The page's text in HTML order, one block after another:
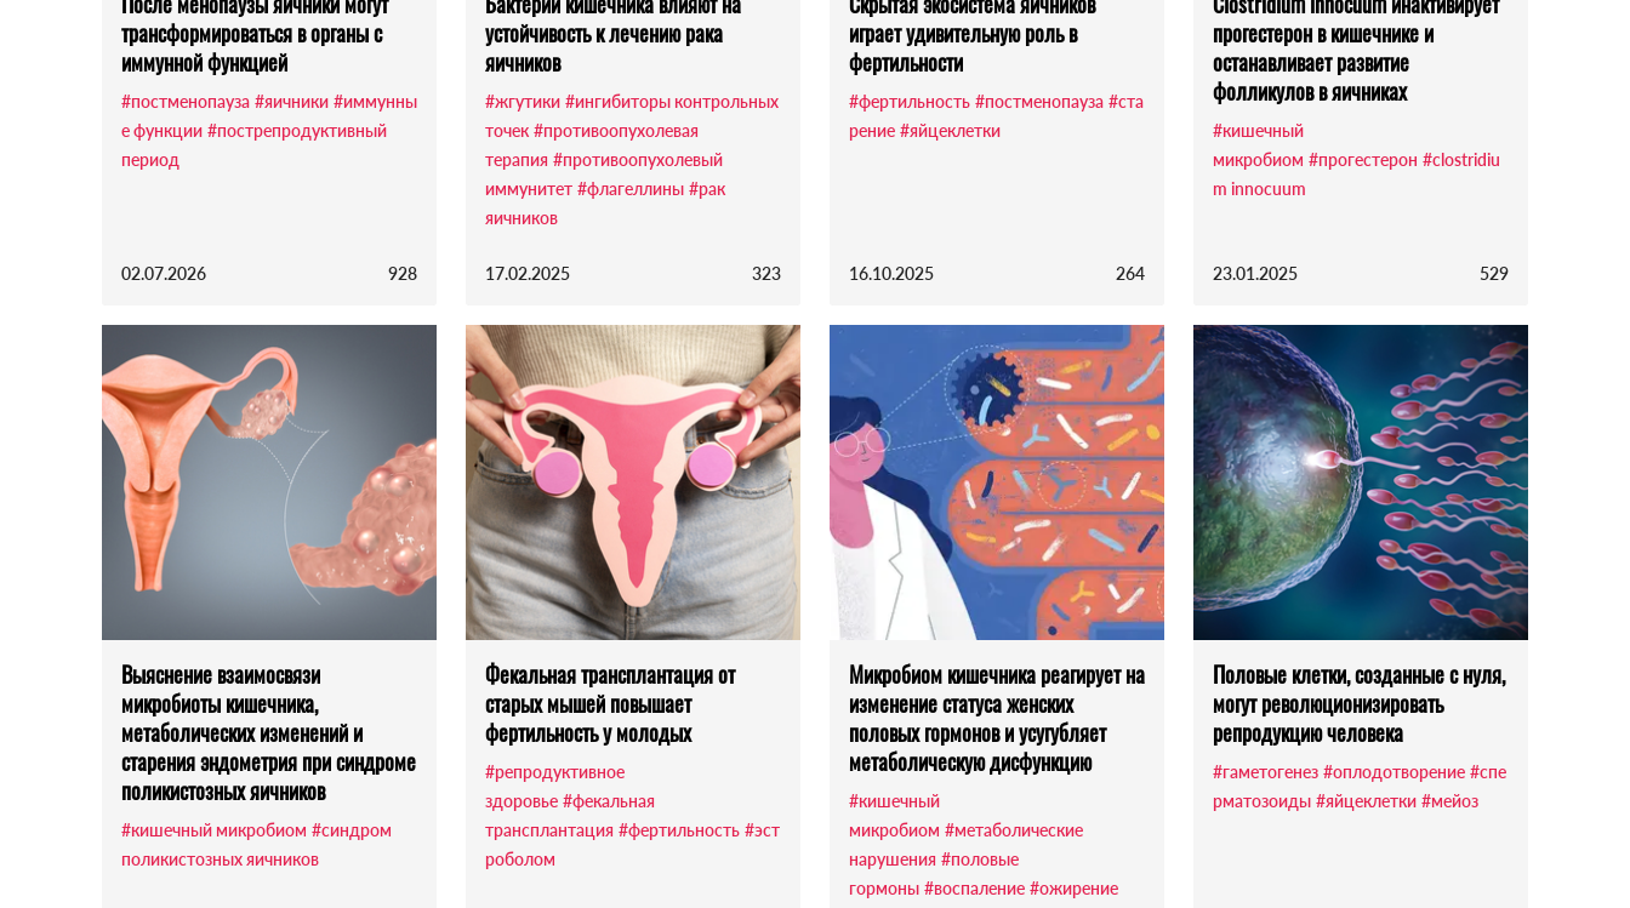
трансформироваться в органы с
иммунной функцией
#постменопауза #яичники #иммунны
е функции #пострепродуктивный
период
02.07.2026 928
устойчивость к лечению рака
яичников
#жгутики #ингибиторы контрольных
точек #противоопухолевая
терапия #противоопухолевый
иммунитет #флагеллины #рак
яичников
17.02.2025 323
играет удивительную роль в
фертильности
#фертильность #постменопауза #ста
рение #яйцеклетки
16.10.2025 264
прогестерон в кишечнике и
останавливает развитие
фолликулов в яичниках
#кишечный
микробиом #прогестерон #clostridiu
m innocuum
23.01.2025 529
Выяснение взаимосвязи
микробиоты кишечника,
метаболических изменений и
старения эндометрия при синдроме
поликистозных яичников
#кишечный микробиом #синдром
поликистозных яичников
Фекальная трансплантация от
старых мышей повышает
фертильность у молодых
#репродуктивное
здоровье #фекальная
трансплантация #фертильность #эст
роболом
Микробиом кишечника реагирует на
изменение статуса женских
половых гормонов и усугубляет
метаболическую дисфункцию
#кишечный
микробиом #метаболические
нарушения #половые
гормоны #воспаление #ожирение
Половые клетки, созданные с нуля,
могут революционизировать
репродукцию человека
#гаметогенез #оплодотворение #спе
рматозоиды #яйцеклетки #мейоз